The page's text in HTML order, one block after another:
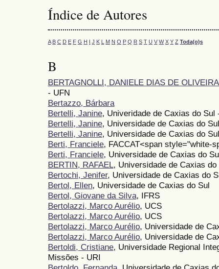
Índice de Autores
A B C D E F G H I J K L M N O P Q R S T U V W X Y Z Toda(o)s
B
BERTAGNOLLI, DANIELE DIAS DE OLIVEIRA
- UFN
Bertazzo, Bárbara
Bertelli, Janine, Univeridade de Caxias do Sul
Bertelli, Janine, Universidade de Caxias do Sul
Bertelli, Janine, Universidade de Caxias do
Berti, Franciele, FACCAT<span style="white-
Berti, Franciele, Universidade de Caxias do
BERTIN, RAFAEL, Universidade de Caxias
Bertochi, Jenifer, Universidade de Caxias do
Bertol, Ellen, Universidade de Caxias do Sul
Bertol, Giovane da Silva, IFRS
Bertolazzi, Marco Aurélio, UCS
Bertolazzi, Marco Aurélio, UCS
Bertolazzi, Marco Aurélio, Universidade de
Bertolazzi, Marco Aurélio, Universidade de
Bertoldi, Cristiane, Universidade Regional
Missões - URI